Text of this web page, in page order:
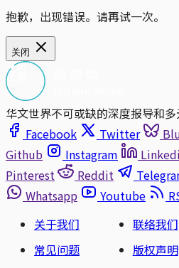
抱歉，出现错误。请再试一次。
关闭
华文世界不可或缺的深度报导和
Facebook
Twitter
Github
Instagram
Pinterest
Reddit
Whatsapp
Youtube
关于我们
联络我们
常见问题
版权声明